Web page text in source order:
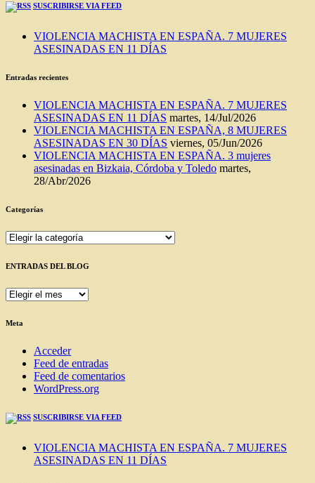
SUSCRIBIRSE VIA FEED
VIOLENCIA MACHISTA EN ESPAÑA. 7 MUJERES
ASESINADAS EN 11 DÍAS
Entradas recientes
VIOLENCIA MACHISTA EN ESPAÑA. 7 MUJERES
ASESINADAS EN 11 DÍAS martes, 14/Jul/2026
VIOLENCIA MACHISTA EN ESPAÑA, 8 MUJERES
ASESINADAS EN 30 DÍAS viernes, 05/Jun/2026
VIOLENCIA MACHISTA EN ESPAÑA. 3 mujeres
asesinadas en Bizkaia, Córdoba y Toledo martes,
28/Abr/2026
Categorías
Categorías
ENTRADAS DEL BLOG
ENTRADAS
BLOG
Meta
Acceder
Feed de entradas
Feed de comentarios
WordPress.org
SUSCRIBIRSE VIA FEED
VIOLENCIA MACHISTA EN ESPAÑA. 7 MUJERES
ASESINADAS EN 11 DÍAS